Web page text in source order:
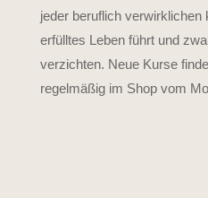
jeder beruflich verwirklichen
erfülltes Leben führt und
verzichten. Neue Kurse
regelmäßig im Shop vom